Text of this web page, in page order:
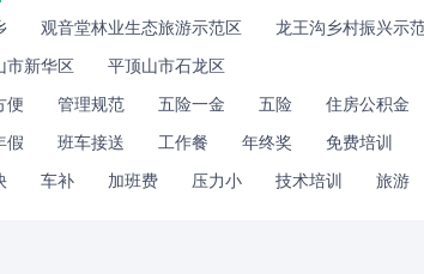
观音堂林业生态旅游示范区 龙王沟乡村振兴示
市新华区 平顶山市石龙区
便 管理规范 五险一金 五险 住房公积金
假 班车接送 工作餐 年终奖 免费培训
车补 加班费 压力小 技术培训 旅游